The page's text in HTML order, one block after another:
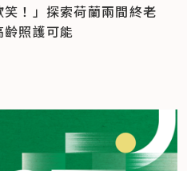
笑！」探索荷蘭兩間終老
照護可能